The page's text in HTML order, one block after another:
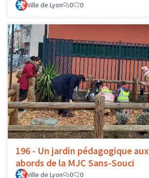
Ville de Lyon
0 0
196 - Un jardin pédagogique aux
abords de la MJC Sans-Souci
Ville de Lyon 0 0